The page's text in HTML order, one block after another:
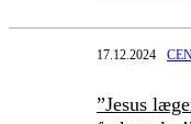
17.12.2024
”Jesus